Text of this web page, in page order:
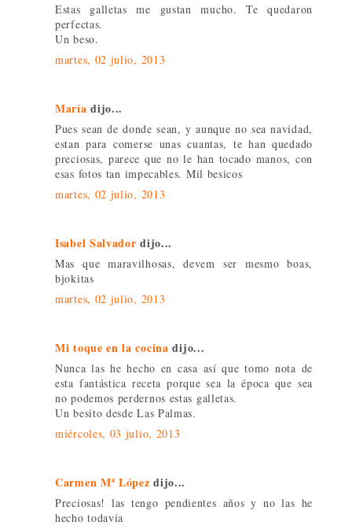
Estas galletas me gustan mucho. Te quedaron
perfectas.
Un beso.
martes, 02 julio, 2013
María dijo...
Pues sean de donde sean, y aunque no sea navidad,
estan para comerse unas cuantas, te han quedado
preciosas, parece que no le han tocado manos, con
esas fotos tan impecables. Mil besicos
martes, 02 julio, 2013
Isabel Salvador dijo...
Mas que maravilhosas, devem ser mesmo boas,
bjokitas
martes, 02 julio, 2013
Mi toque en la cocina dijo...
Nunca las he hecho en casa así que tomo nota de
esta fantástica receta porque sea la época que sea
no podemos perdernos estas galletas.
Un besito desde Las Palmas.
miércoles, 03 julio, 2013
Carmen Mª López dijo...
Preciosas! las tengo pendientes años y no las he
hecho todavía